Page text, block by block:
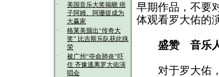
·
美国音乐大奖揭晓 痞
子阿姆、阿珊提成为
大赢家
·
格莱美颁出“传奇大
奖” 比吉斯乐队获此殊
荣
·
被广州“夺命肺炎”吓
住 齐豫逃离罗大佑演
唱会
早期作品，不要
体观看罗大佑的
盛赞 音乐
对于罗大佑，